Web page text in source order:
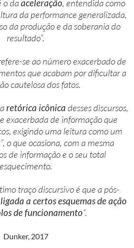
o daaceleração, entendida como
da performance generalizada,
da produção e da soberania do
resultado”.
se ao número exacerbado de
que acabam por dificultar a
cautelosa dos fatos.
retórica icônica desses discursos,
exacerbada de informação que
exigindo uma leitura como um
o que ocasiona, com a mesma
de informação e o seu total
esquecimento.
traço discursivo é que a pós-
a certos esquemas de ação
de funcionamento”.
Dunker, 2017